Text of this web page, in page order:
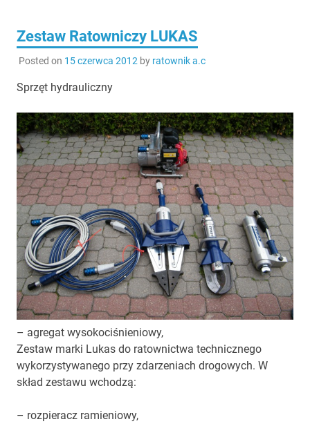
Zestaw Ratowniczy LUKAS
Posted on 15 czerwca 2012 by ratownik a.c
Sprzęt hydrauliczny
– agregat wysokociśnieniowy,
Zestaw marki Lukas do ratownictwa technicznego
wykorzystywanego przy zdarzeniach drogowych. W
skład zestawu wchodzą:
– rozpieracz ramieniowy,